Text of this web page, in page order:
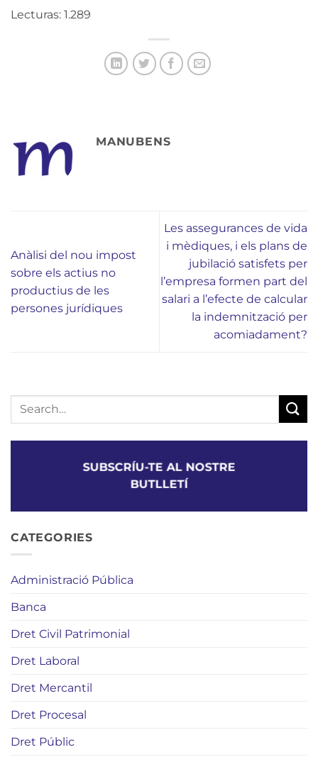
Lecturas: 1.289
MANUBENS
Anàlisi del nou impost
sobre els actius no
productius de les
persones jurídiques
Les assegurances de vida
i mèdiques, i els plans de
jubilació satisfets per
l’empresa formen part del
salari a l’efecte de calcular
la indemnització per
acomiadament?
SUBSCRÍU-TE AL NOSTRE
BUTLLETÍ
CATEGORIES
Administració Pública
Banca
Dret Civil Patrimonial
Dret Laboral
Dret Mercantil
Dret Procesal
Dret Públic